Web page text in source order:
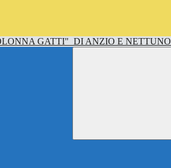
GATTI" DI ANZIO E NETTUNO